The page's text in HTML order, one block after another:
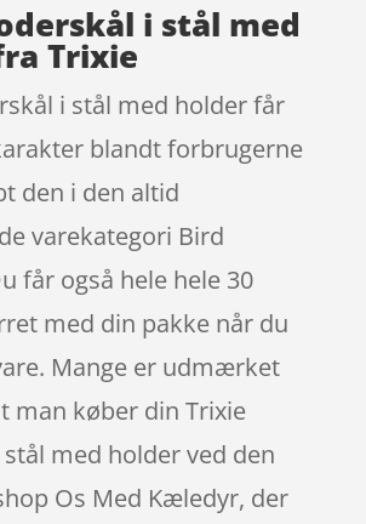
i stål med
Trixie
i stål med holder får
blandt forbrugerne
den i den altid
varekategori Bird
får også hele hele 30
med din pakke når du
Mange er udmærket
man køber din Trixie
med holder ved den
Os Med Kæledyr, der